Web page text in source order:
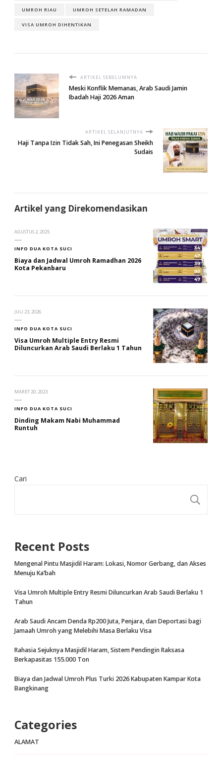
UMROH RIAU UMROH SETELAH RAMADAN
VISA UMROH DIHENTIKAN
ARTIKEL SEBELUMNYA
Meski Konflik Memanas, Arab Saudi Jamin
Ibadah Haji 2026 Aman
ARTIKEL SELANJUTNYA
Haji Tanpa Izin Tidak Sah, Ini Penegasan Sheikh
Sudais
Artikel yang Direkomendasikan
AGUSTUS 2, 2025
INFO DUA KOTA SUCI
Biaya dan Jadwal Umroh Ramadhan 2026
Kota Pekanbaru
JULI 23, 2026
INFO DUA KOTA SUCI
Visa Umroh Multiple Entry Resmi
Diluncurkan Arab Saudi Berlaku 1 Tahun
MARET 20, 2023
INFO DUA KOTA SUCI
Dinding Makam Nabi Muhammad
Runtuh
Cari
Recent Posts
Mengenal Pintu Masjidil Haram: Lokasi, Nomor Gerbang, dan Akses
Menuju Ka’bah
Visa Umroh Multiple Entry Resmi Diluncurkan Arab Saudi Berlaku 1
Tahun
Arab Saudi Ancam Denda Rp200 Juta, Penjara, dan Deportasi bagi
Jamaah Umroh yang Melebihi Masa Berlaku Visa
Rahasia Sejuknya Masjidil Haram, Sistem Pendingin Raksasa
Berkapasitas 155.000 Ton
Biaya dan Jadwal Umroh Plus Turki 2026 Kabupaten Kampar Kota
Bangkinang
Categories
ALAMAT